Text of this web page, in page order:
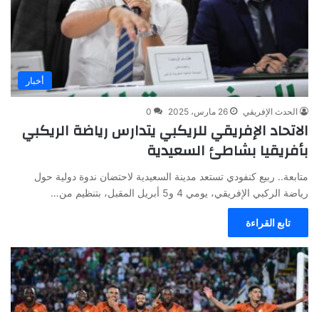
أخبار
الحدث الإفريقي 26 مارس، 2025 0
الاتحاد الإفريقي للريكبي يتدارس رياضة الريكبي
بأفريقيا بشاطئ السعيدية
متابعة.. ربيع كنفودي تستعد مدينة السعيدية لاحتضان ندوة دولية حول
رياضة الركبي الإفريقي، يومي 4 و5 أبريل المقبل، بتنظيم من…
تابع القراءة